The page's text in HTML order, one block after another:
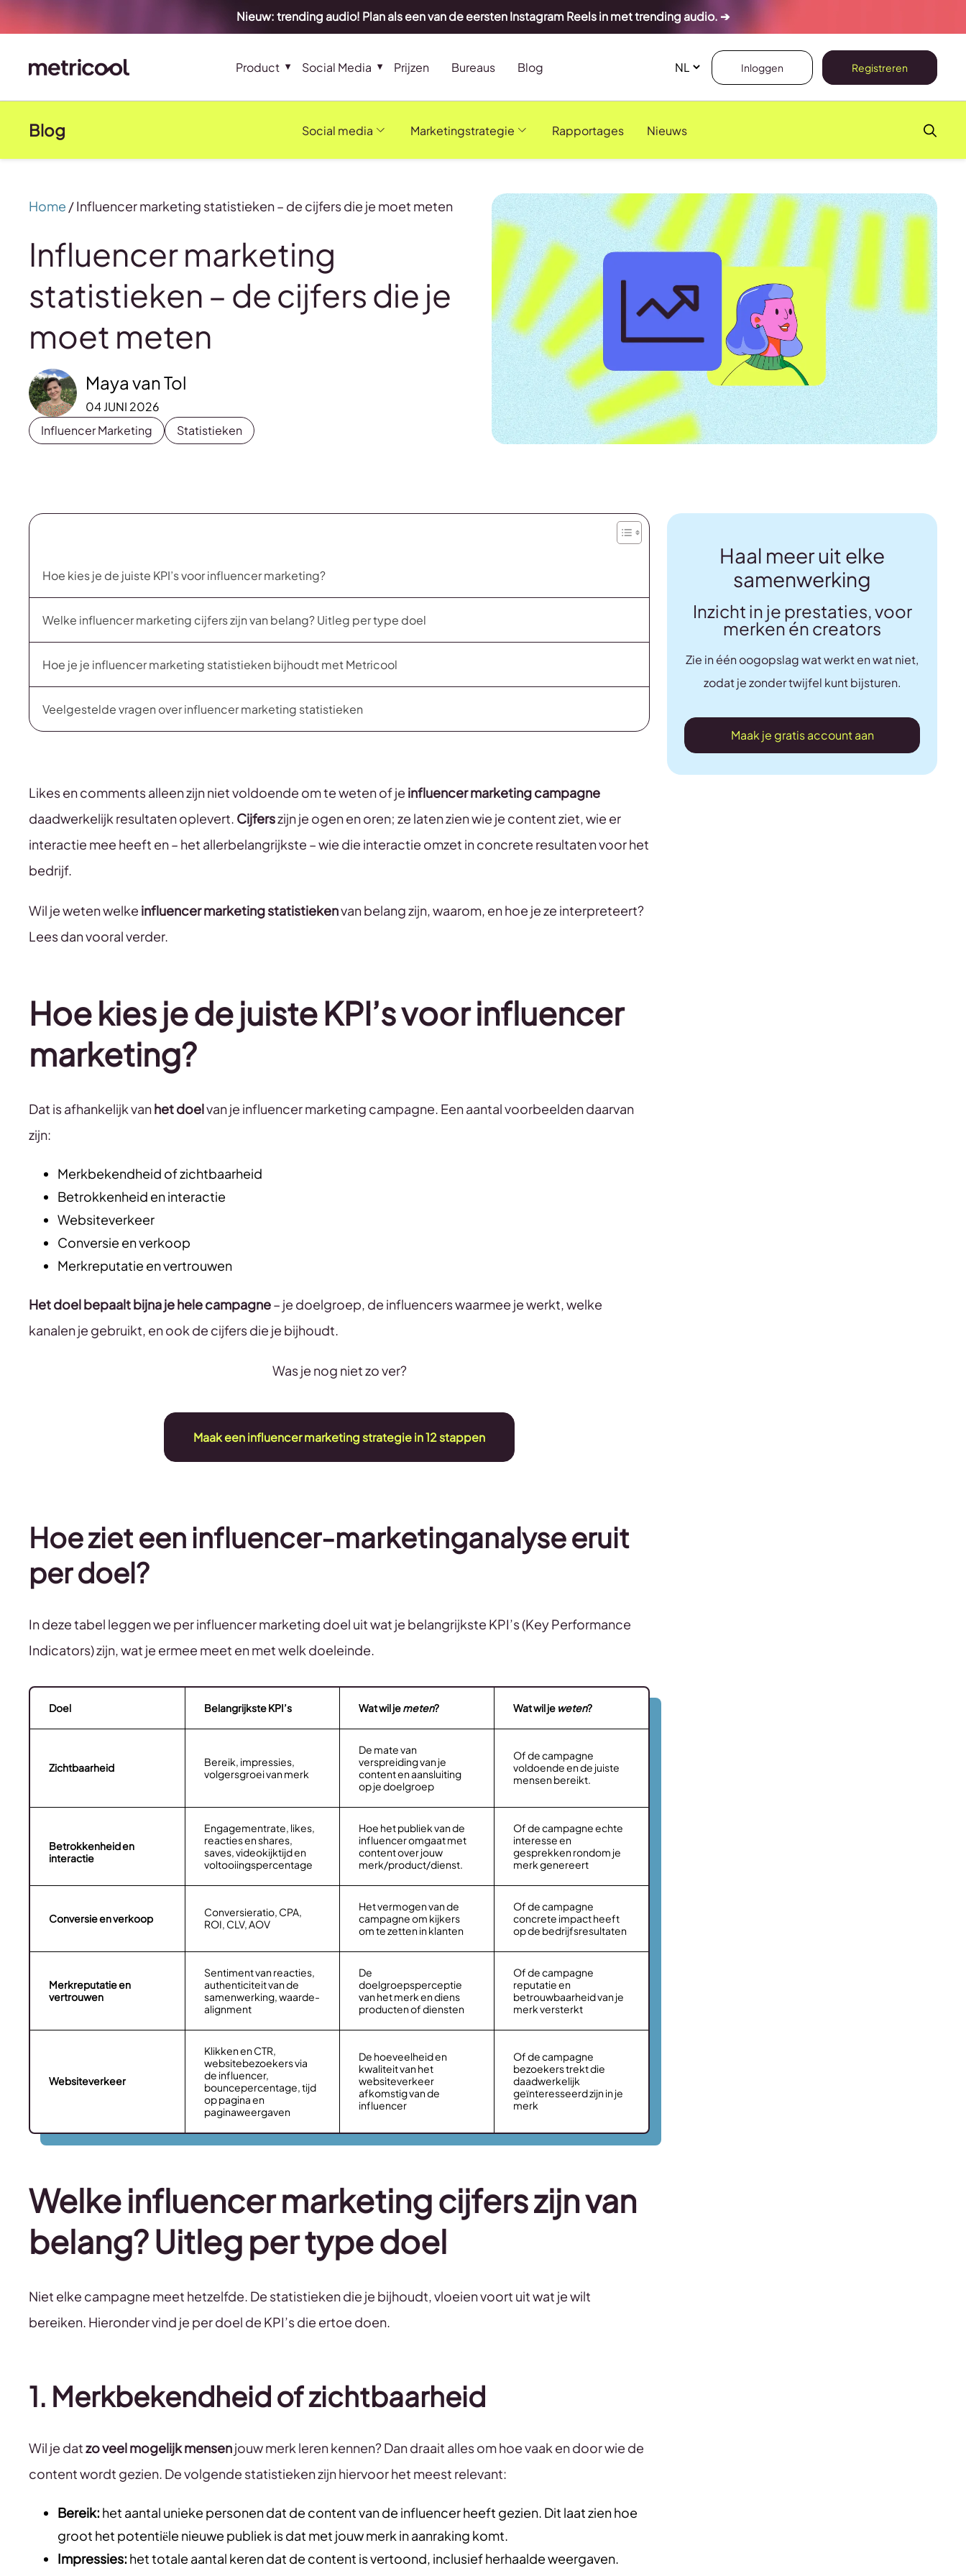
Nieuw: trending audio! Plan als een van de eersten Instagram Reels in met trending audio. ➔
Product Social Media Prijzen Bureaus Blog Inloggen Registreren
Blog Social media Marketingstrategie Rapportages Nieuws
Home /Influencer marketing statistieken – de cijfers die je moet meten
Influencer marketing
statistieken – de cijfers die je
moet meten
Maya van Tol
04 JUNI 2026
Influencer Marketing
Statistieken
Hoe kies je de juiste KPI’s voor influencer marketing?
Welke influencer marketing cijfers zijn van belang? Uitleg per type doel
Hoe je je influencer marketing statistieken bijhoudt met Metricool
Veelgestelde vragen over influencer marketing statistieken
Likes en comments alleen zijn niet voldoende om te weten of je influencer marketing campagne
daadwerkelijk resultaten oplevert. Cijferszijn je ogen en oren; ze laten zien wie je content ziet, wie er
interactie mee heeft en – het allerbelangrijkste – wie die interactie omzet in concrete resultaten voor het
bedrijf.
Wil je weten welke influencer marketing statistiekenvan belang zijn, waarom, en hoe je ze interpreteert?
Lees dan vooral verder.
Hoe kies je de juiste KPI’s voor influencer
marketing?
Dat is afhankelijk vanhet doelvan je influencer marketing campagne. Een aantal voorbeelden daarvan
zijn:
Merkbekendheid of zichtbaarheid
Betrokkenheid en interactie
Websiteverkeer
Conversie en verkoop
Merkreputatie en vertrouwen
Het doel bepaalt bijna je hele campagne– je doelgroep, de influencers waarmee je werkt, welke
kanalen je gebruikt, en ook de cijfers die je bijhoudt.
Was je nog niet zo ver?
Maak een influencer marketing strategie in 12 stappen
Hoe ziet een influencer-marketinganalyse eruit
per doel?
In deze tabel leggen we per influencer marketing doel uit wat je belangrijkste KPI’s (Key Performance
Indicators) zijn, wat je ermee meet en met welk doeleinde.
Doel Belangrijkste KPI’s Wat wil jemeten? Wat wil je weten?
Zichtbaarheid
Bereik, impressies,
volgersgroei van merk
De mate van
verspreiding van je
content en aansluiting
op je doelgroep
Of de campagne
voldoende en de juiste
mensen bereikt.
Betrokkenheid en
interactie
Engagementrate, likes,
reacties en shares,
saves, videokijktijd en
voltooiingspercentage
Hoe het publiek van de
influencer omgaat met
content over jouw
merk/product/dienst.
Of de campagne echte
interesse en
gesprekken rondom je
merk genereert
Conversie en verkoop
Conversieratio, CPA,
ROI, CLV, AOV
Het vermogen van de
campagne om kijkers
om te zetten in klanten
Of de campagne
concrete impact heeft
op de bedrijfsresultaten
Merkreputatie en
vertrouwen
Sentiment van reacties,
authenticiteit van de
samenwerking, waarde-
alignment
De
doelgroepsperceptie
van het merk en diens
producten of diensten
Of de campagne
reputatie en
betrouwbaarheid van je
merk versterkt
Websiteverkeer
Klikken en CTR,
websitebezoekers via
de influencer,
bouncepercentage, tijd
op pagina en
paginaweergaven
De hoeveelheid en
kwaliteit van het
websiteverkeer
afkomstig van de
influencer
Of de campagne
bezoekers trekt die
daadwerkelijk
geïnteresseerd zijn in je
merk
Welke influencer marketing cijfers zijn van
belang? Uitleg per type doel
Niet elke campagne meet hetzelfde. De statistieken die je bijhoudt, vloeien voort uit wat je wilt
bereiken. Hieronder vind je per doel de KPI’s die ertoe doen.
1. Merkbekendheid of zichtbaarheid
Wil je datzo veel mogelijk mensenjouw merk leren kennen? Dan draait alles om hoe vaak en door wie de
content wordt gezien. De volgende statistieken zijn hiervoor het meest relevant:
Bereik: het aantal unieke personen dat de content van de influencer heeft gezien. Dit laat zien hoe
groot het potentiële nieuwe publiek is dat met jouw merk in aanraking komt.
Impressies: het totale aantal keren dat de content is vertoond, inclusief herhaalde weergaven.
Haal meer uit elke
samenwerking
Inzicht in je prestaties, voor
merken én creators
Zie in één oogopslag wat werkt en wat niet,
zodat je zonder twijfel kunt bijsturen.
Maak je gratis account aan